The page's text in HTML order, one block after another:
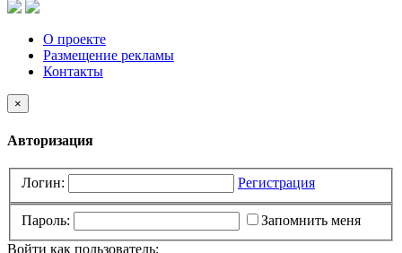
О проекте
Размещение рекламы
Контакты
×
Авторизация
Логин: Регистрация
Пароль:
Запомнить меня
Войти как пользователь: